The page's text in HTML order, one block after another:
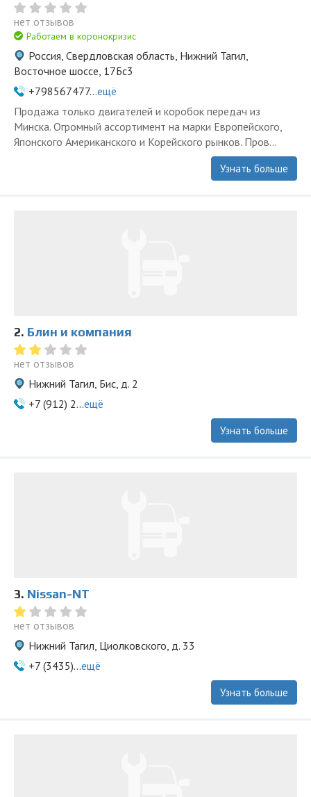
нет отзывов
Работаем в коронокризис
Россия, Свердловская область, Нижний Тагил,
Восточное шоссе, 17Бс3
+798567477...ещё
Продажа только двигателей и коробок передач из
Минска. Огромный ассортимент на марки Европейского,
Японского Американского и Корейского рынков. Пров...
Узнать больше
2. Блин и компания
нет отзывов
Нижний Тагил, Бис, д. 2
+7 (912) 2...ещё
Узнать больше
3. Nissan-NT
нет отзывов
Нижний Тагил, Циолковского, д. 33
+7 (3435)...ещё
Узнать больше